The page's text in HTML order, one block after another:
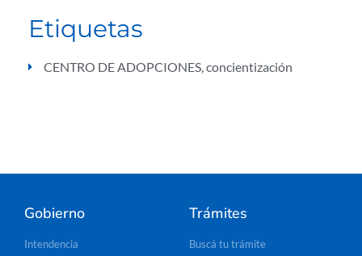
Etiquetas
CENTRO DE ADOPCIONES,concientización
Gobierno
Intendencia
Trámites
Buscá tu trámite